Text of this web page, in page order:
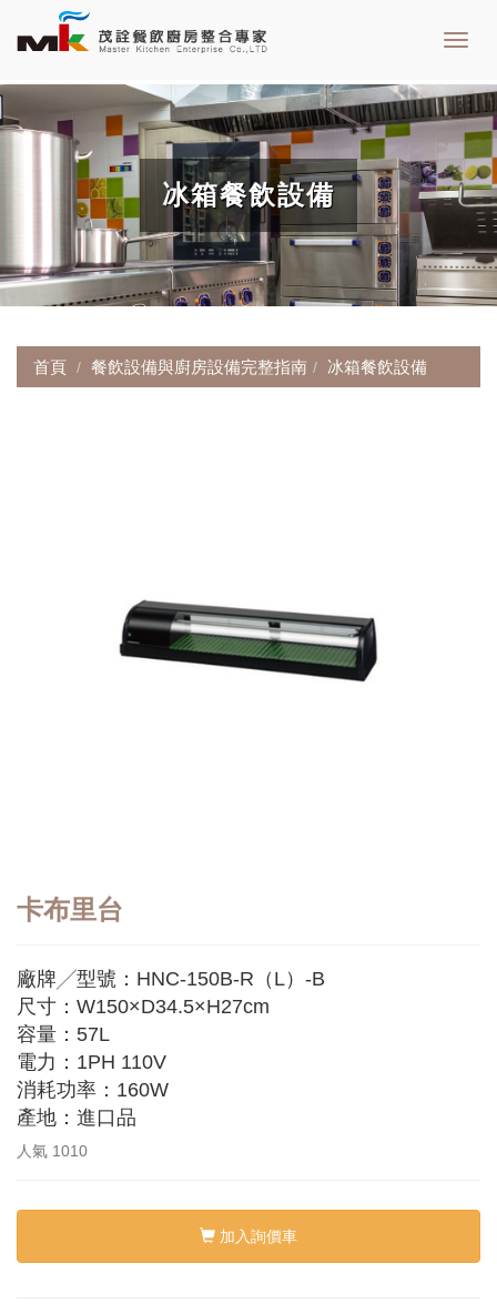
冰箱餐飲設備
首頁 餐飲設備與廚房設備完整指南 冰箱餐飲設備
卡布里台
廠牌╱型號：HNC-150B-R（L）-B
尺寸：W150×D34.5×H27cm
容量：57L
電力：1PH 110V
消耗功率：160W
產地：進口品
人氣 1010
加入詢價車